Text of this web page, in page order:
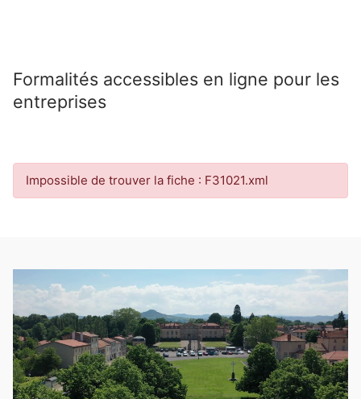
Formalités accessibles en ligne pour les
entreprises
Impossible de trouver la fiche : F31021.xml